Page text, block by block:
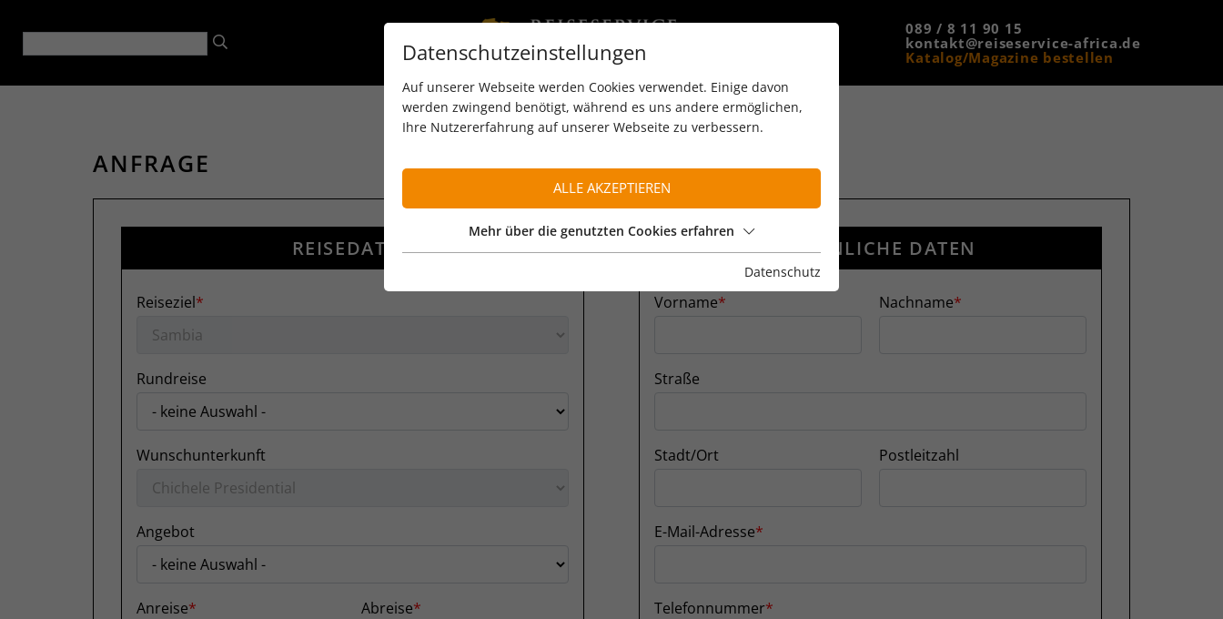
089 / 8 11 90 15
kontakt@reiseservice-africa.de
Katalog/Magazine bestellen
ANFRAGE
REISEDATEN
Reiseziel
Rundreise
Wunschunterkunft
Angebot
Anreise Abreise
PERSÖNLICHE DATEN
Vorname Nachname
Straße
Stadt/Ort Postleitzahl
E-Mail-Adresse
Telefonnummer
Datenschutzeinstellungen
Auf unserer Webseite werden Cookies verwendet. Einige davon
werden zwingend benötigt, während es uns andere ermöglichen,
Ihre Nutzererfahrung auf unserer Webseite zu verbessern.
ALLE AKZEPTIEREN
Mehr über die genutzten Cookies erfahren
Datenschutz